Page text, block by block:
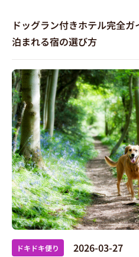
ドッグラン付きホテル完全
泊まれる宿の選び方
ドキドキ便り 2026-03-27